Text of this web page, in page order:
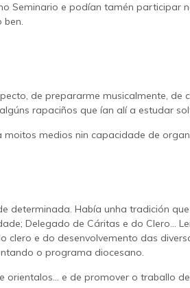
Seminario e podían tamén participar
ben.
de prepararme musicalmente, de
rapaciños que ían alí a estudar
medios nin capacidade de
determinada. Había unha tradición
Delegado de Cáritas e do Clero…
e do desenvolvemento das
o programa diocesano.
e de promover o traballo